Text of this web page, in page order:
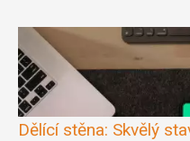
Dělící stěna: Skvělý